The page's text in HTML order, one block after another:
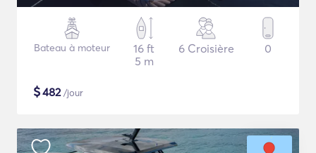
Bateau à moteur
16 ft
5 m
6 Croisière 0
$482/jour